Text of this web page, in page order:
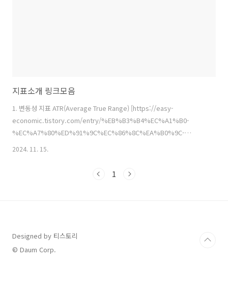
지표소개 링크모음
1. 변동성 지표 ATR(Average True Range) [https://easy-
economic.tistory.com/entry/%EB%B3%B4%EC%A1%B0-
%EC%A7%80%ED%91%9C%EC%86%8C%EA%B0%9C-
%EB%B3%80%EB%8F%99%EC%84%B1-
Range%EC%84%A4%EB%AA%85] [보조 지표소개] 변동성 지표
2024. 11. 15.
1
Designed by 티스토리
© Daum Corp.